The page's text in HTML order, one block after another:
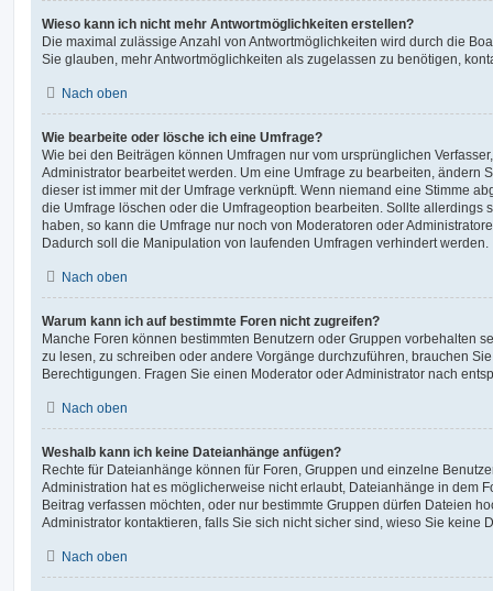
Wieso kann ich nicht mehr Antwortmöglichkeiten erstellen?
Die maximal zulässige Anzahl von Antwortmöglichkeiten wird durch die
Sie glauben, mehr Antwortmöglichkeiten als zugelassen zu benötigen,
Nach oben
Wie bearbeite oder lösche ich eine Umfrage?
Wie bei den Beiträgen können Umfragen nur vom ursprünglichen
Administrator bearbeitet werden. Um eine Umfrage zu bearbeiten, ändern
dieser ist immer mit der Umfrage verknüpft. Wenn niemand eine Stimme
die Umfrage löschen oder die Umfrageoption bearbeiten. Sollte allerdings
haben, so kann die Umfrage nur noch von Moderatoren oder
Dadurch soll die Manipulation von laufenden Umfragen verhindert werden.
Nach oben
Warum kann ich auf bestimmte Foren nicht zugreifen?
Manche Foren können bestimmten Benutzern oder Gruppen vorbehalten
zu lesen, zu schreiben oder andere Vorgänge durchzuführen, brauchen
Berechtigungen. Fragen Sie einen Moderator oder Administrator nach
Nach oben
Weshalb kann ich keine Dateianhänge anfügen?
Rechte für Dateianhänge können für Foren, Gruppen und einzelne
Administration hat es möglicherweise nicht erlaubt, Dateianhänge in dem
Beitrag verfassen möchten, oder nur bestimmte Gruppen dürfen Dateien
Administrator kontaktieren, falls Sie sich nicht sicher sind, wieso Sie keine
Nach oben